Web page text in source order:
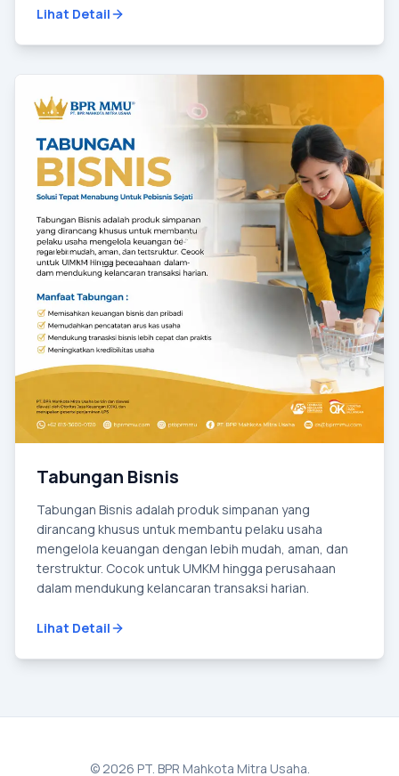
Lihat Detail
Tabungan Bisnis
Tabungan Bisnis adalah produk simpanan yang
dirancang khusus untuk membantu pelaku usaha
mengelola keuangan dengan lebih mudah, aman, dan
terstruktur. Cocok untuk UMKM hingga perusahaan
dalam mendukung kelancaran transaksi harian.
Lihat Detail
© 2026 PT. BPR Mahkota Mitra Usaha.